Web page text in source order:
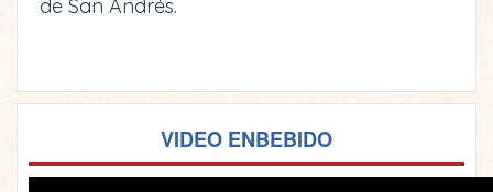
de San Andrés.
VIDEO ENBEBIDO